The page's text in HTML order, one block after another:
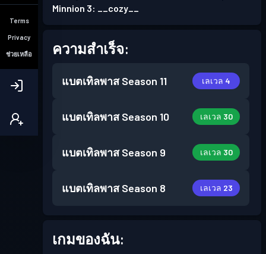
Terms
Privacy
ช่วยเหลือ
Minnion 3: __cozy__
ความสำเร็จ:
แบตเทิลพาส Season 11 เลเวล 4
แบตเทิลพาส Season 10 เลเวล 30
แบตเทิลพาส Season 9 เลเวล 30
แบตเทิลพาส Season 8 เลเวล 23
เกมของฉัน: